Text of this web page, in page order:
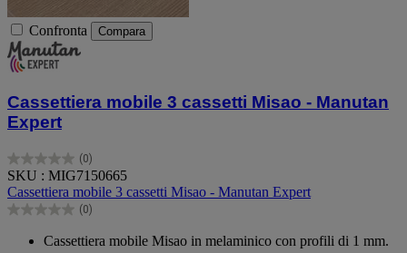
Confronta Compara
Cassettiera mobile 3 cassetti Misao - Manutan
Expert
(0)
0.0
su
5
stelle.
SKU : MIG7150665
Cassettiera mobile 3 cassetti Misao - Manutan Expert
(0)
0.0
Cassettiera mobile Misao in melaminico con profili di 1 mm.